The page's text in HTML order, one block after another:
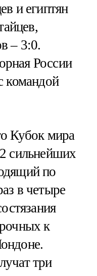
и египтян
– 3:0.
России
командой
Кубок мира
сильнейших
по
в четыре
к
три